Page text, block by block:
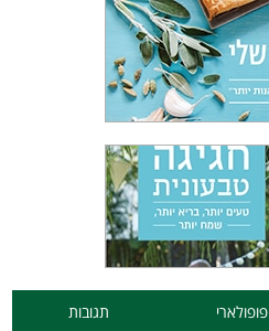
פופולארי תגובות